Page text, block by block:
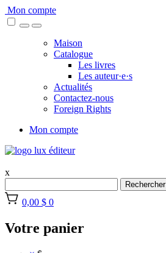
Skip
to
Mon compte
Maison
Catalogue
Les livres
Les auteur·e·s
Actualités
Contactez-nous
Foreign Rights
Mon compte
x
Rechercher
0,00 $ 0
Votre panier